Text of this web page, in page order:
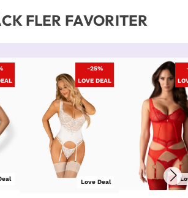
FLER FAVORITER
-25%
LOVE DEAL
Love Deal